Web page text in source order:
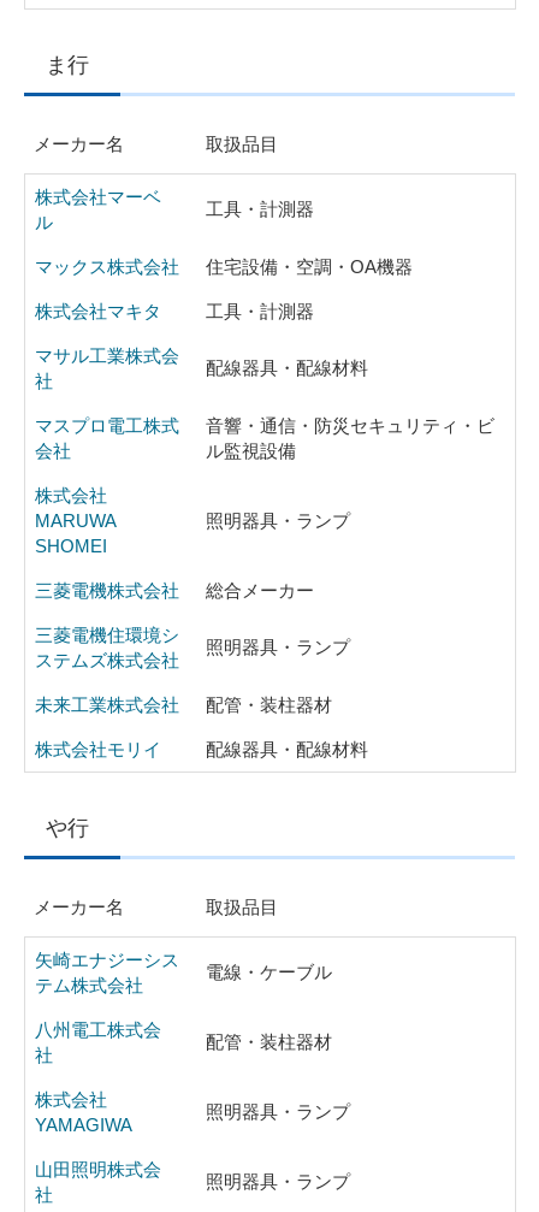
ま行
メーカー名 取扱品目
株式会社マーベ
ル
工具・計測器
マックス株式会社 住宅設備・空調・OA機器
株式会社マキタ 工具・計測器
マサル工業株式会
社
配線器具・配線材料
マスプロ電工株式
会社
音響・通信・防災セキュリティ・ビ
ル監視設備
株式会社
MARUWA
SHOMEI
照明器具・ランプ
三菱電機株式会社 総合メーカー
三菱電機住環境シ
ステムズ株式会社
照明器具・ランプ
未来工業株式会社 配管・装柱器材
株式会社モリイ 配線器具・配線材料
や行
メーカー名 取扱品目
矢崎エナジーシス
テム株式会社
電線・ケーブル
八州電工株式会
社
配管・装柱器材
株式会社
YAMAGIWA
照明器具・ランプ
山田照明株式会
社
照明器具・ランプ